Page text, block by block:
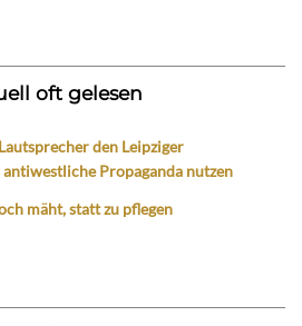
oft gelesen
den Leipziger
Propaganda nutzen
mäht, statt zu pflegen